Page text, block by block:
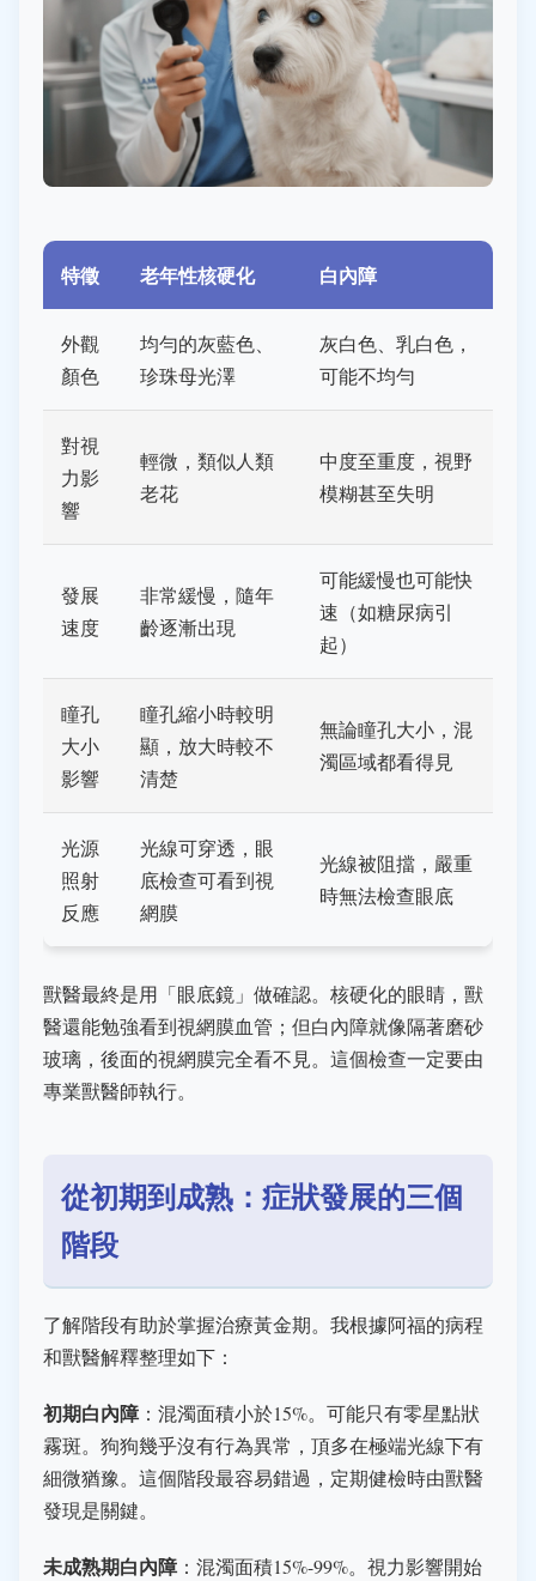
特徵 老年性核硬化 白內障
外觀
顏色
均勻的灰藍色、
珍珠母光澤
灰白色、乳白色，
可能不均勻
對視
力影
響
輕微，類似人類
老花
中度至重度，視野
模糊甚至失明
發展
速度
非常緩慢，隨年
齡逐漸出現
可能緩慢也可能快
速（如糖尿病引
起）
瞳孔
大小
影響
瞳孔縮小時較明
顯，放大時較不
清楚
無論瞳孔大小，混
濁區域都看得見
光源
照射
反應
光線可穿透，眼
底檢查可看到視
網膜
光線被阻擋，嚴重
時無法檢查眼底
獸醫最終是用「眼底鏡」做確認。核硬化的眼睛，獸
醫還能勉強看到視網膜血管；但白內障就像隔著磨砂
玻璃，後面的視網膜完全看不見。這個檢查一定要由
專業獸醫師執行。
從初期到成熟：症狀發展的三個
階段
了解階段有助於掌握治療黃金期。我根據阿福的病程
和獸醫解釋整理如下：
初期白內障 ：混濁面積小於15%。可能只有零星點狀
霧斑。狗狗幾乎沒有行為異常，頂多在極端光線下有
細微猶豫。這個階段最容易錯過，定期健檢時由獸醫
發現是關鍵。
未成熟期白內障 ：混濁面積15%-99%。視力影響開始